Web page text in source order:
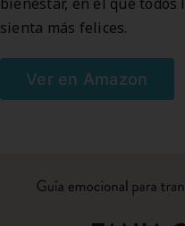
sienta más felices.
Ver en Amazon